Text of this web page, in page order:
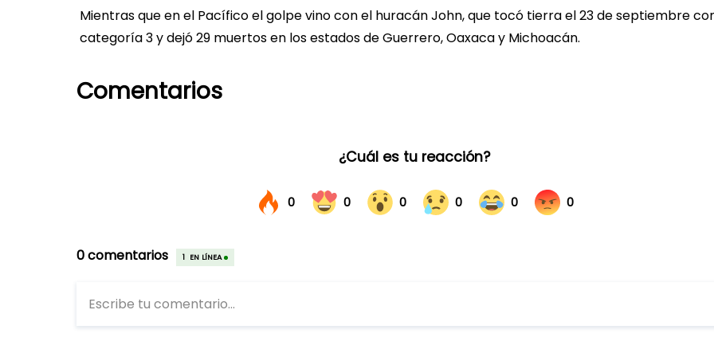
Mientras que en el Pacífico el golpe vino con el huracán John, que tocó tierra el 23 de septiembre
categoría 3 y dejó 29 muertos en los estados de Guerrero, Oaxaca y Michoacán.
Comentarios